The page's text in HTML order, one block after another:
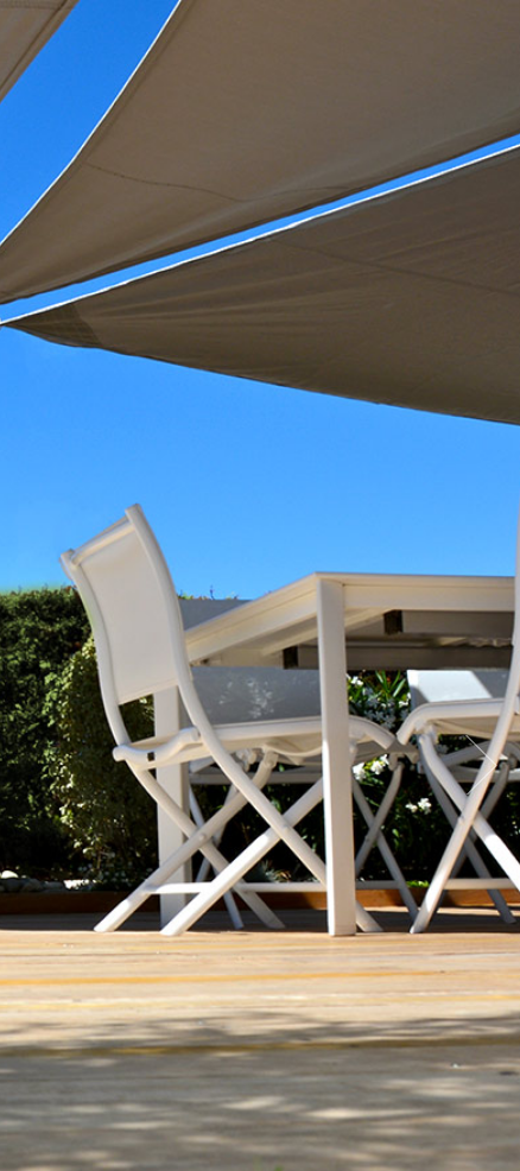
jardin